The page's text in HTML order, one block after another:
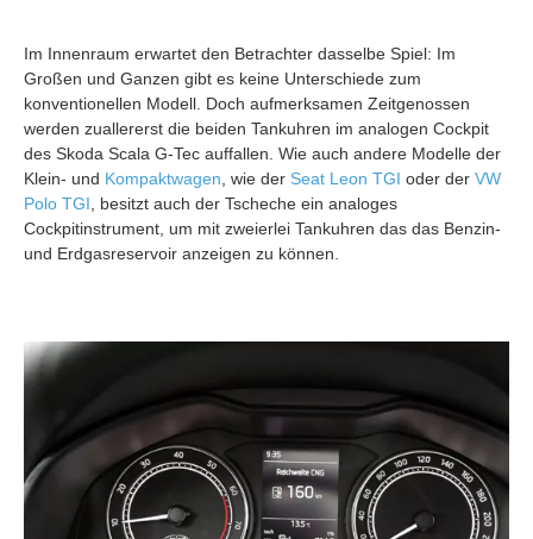
Im Innenraum erwartet den Betrachter dasselbe Spiel: Im
Großen und Ganzen gibt es keine Unterschiede zum
konventionellen Modell. Doch aufmerksamen Zeitgenossen
werden zuallererst die beiden Tankuhren im analogen Cockpit
des Skoda Scala G-Tec auffallen. Wie auch andere Modelle der
Klein- und Kompaktwagen , wie der Seat Leon TGI oder der VW
Polo TGI , besitzt auch der Tscheche ein analoges
Cockpitinstrument, um mit zweierlei Tankuhren das das Benzin-
und Erdgasreservoir anzeigen zu können.